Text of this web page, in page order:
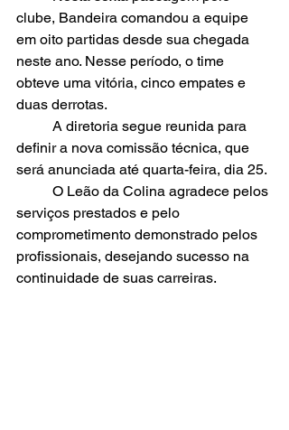
clube, Bandeira comandou a equipe
em oito partidas desde sua chegada
neste ano. Nesse período, o time
obteve uma vitória, cinco empates e
duas derrotas.
definir a nova comissão técnica, que
será anunciada até quarta-feira, dia 25.
serviços prestados e pelo
comprometimento demonstrado pelos
profissionais, desejando sucesso na
continuidade de suas carreiras.